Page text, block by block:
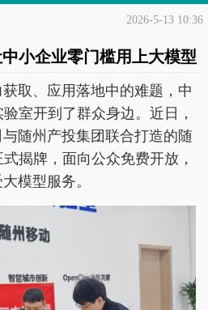
2026-5-13 10:36
小企业零门槛用上大模型
取、应用落地中的难题，中
室开到了群众身边。近日，
随州产投集团联合打造的随
揭牌，面向公众免费开放，
模型服务。